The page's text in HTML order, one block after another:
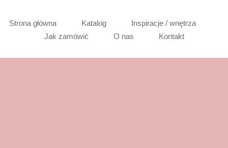
Strona główna Katalog
Inspiracje / wnętrza
Jak zamówić
O nas Kontakt